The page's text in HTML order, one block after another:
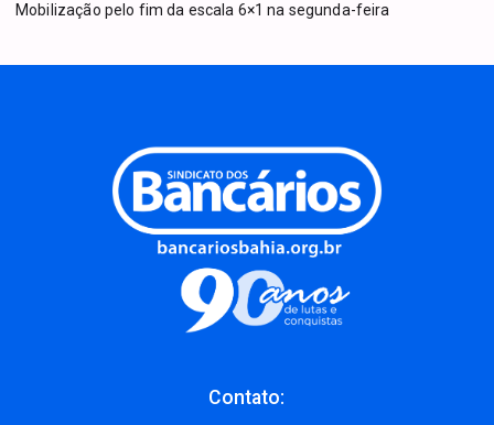
Mobilização pelo fim da escala 6×1 na segunda-feira
Contato: